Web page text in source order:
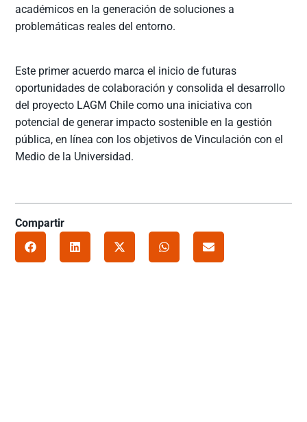
académicos en la generación de soluciones a
problemáticas reales del entorno.
Este primer acuerdo marca el inicio de futuras
oportunidades de colaboración y consolida el desarrollo
del proyecto LAGM Chile como una iniciativa con
potencial de generar impacto sostenible en la gestión
pública, en línea con los objetivos de Vinculación con el
Medio de la Universidad.
Compartir